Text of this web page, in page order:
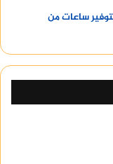
ساعات من